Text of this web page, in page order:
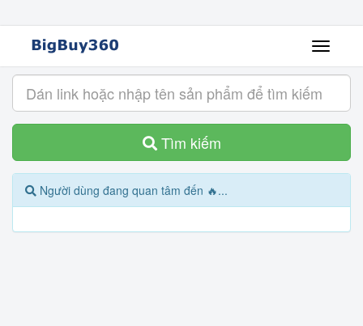
Tìm kiếm
Người dùng đang quan tâm đến 🔥...